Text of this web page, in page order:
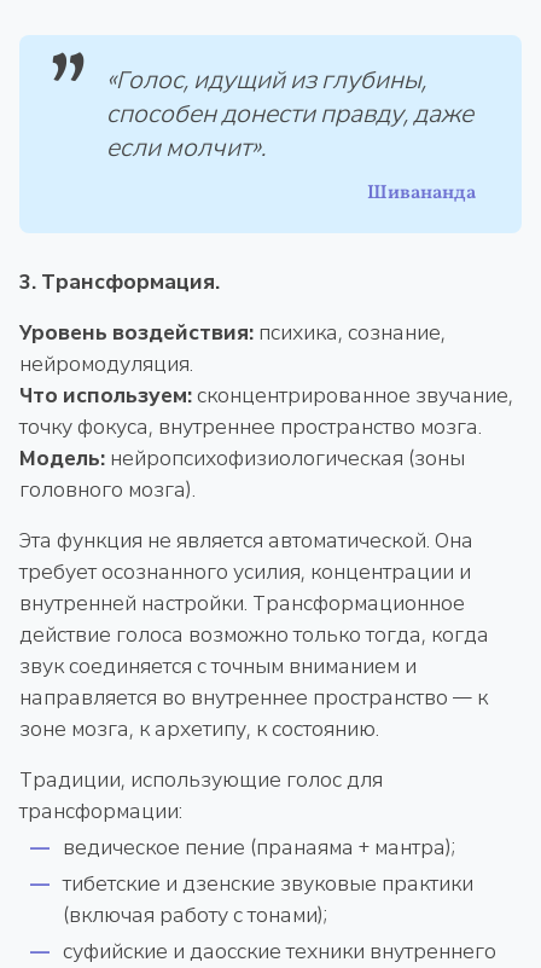
«Голос, идущий из глубины,
способен донести правду, даже
если молчит».
Шивананда
3. Трансформация.
Уровень воздействия: психика, сознание,
нейромодуляция.
Что используем:сконцентрированное звучание,
точку фокуса, внутреннее пространство мозга.
Модель: нейропсихофизиологическая (зоны
головного мозга).
Эта функция не является автоматической. Она
требует осознанного усилия, концентрации и
внутренней настройки. Трансформационное
действие голоса возможно только тогда, когда
звук соединяется с точным вниманием и
направляется во внутреннее пространство — к
зоне мозга, к архетипу, к состоянию.
Традиции, использующие голос для
трансформации:
ведическое пение (пранаяма + мантра);
тибетские и дзенские звуковые практики
(включая работу с тонами);
суфийские и даосские техники внутреннего